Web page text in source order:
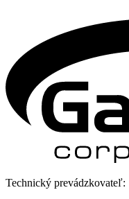
Technický prevádzkovateľ: